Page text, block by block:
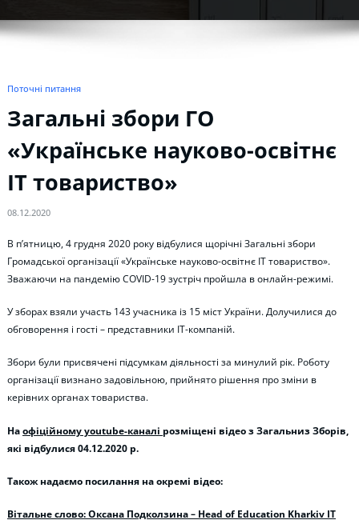
Поточні питання
Загальні збори ГО
«Українське науково-освітнє
IT товариство»
08.12.2020
В п’ятницю, 4 грудня 2020 року відбулися щорічні Загальні збори
Громадської організації «Українське науково-освітнє IT товариство».
Зважаючи на пандемію COVID-19 зустріч пройшла в онлайн-режимі.
У зборах взяли участь 143 учасника із 15 міст України. Долучилися до
обговорення і гості – представники IT-компаній.
Збори були присвячені підсумкам діяльності за минулий рік. Роботу
організації визнано задовільною, прийнято рішення про зміни в
керівних органах товариства.
Наофіційному youtube-каналі розміщені відео з Загальниз Зборів,
які відбулися 04.12.2020 р.
Також надаємо посилання на окремі відео:
Вітальне слово: Оксана Подколзина – Head of Education Kharkiv IT